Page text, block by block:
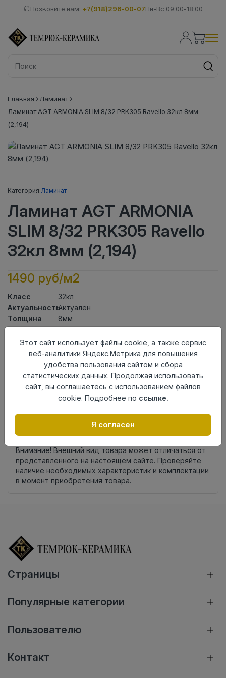
Позвоните нам: +7(918)296-00-07Пн-Вс 09:00-18:00
Главная
Ламинат
Ламинат AGT ARMONIA SLIM 8/32 PRK305 Ravello 32кл 8мм
(2,194)
Категория:Ламинат
Ламинат AGT ARMONIA
SLIM 8/32 PRK305 Ravello
32кл 8мм (2,194)
1490 руб/м2
Класс
32кл
АктуальностьАктуален
Толщина
8мм
Размер
доски
Теплый пол
до +27 градусов
4V
Замок
L2C/ Click to Fit
Страна
происхождения
Турция
Осталось3 упак
Добавить в корзину
Внимание! Внешний вид товара может отличаться от
представленного на настоящем сайте. Проверяйте
наличие необходимых характеристик и комплектации
в момент приобретения товара.
Страницы
Популярные категории
Пользователю
Контакт
Этот сайт использует файлы cookie, а также сервис
веб-аналитики Яндекс.Метрика для повышения
удобства пользования сайтом и сбора
статистических данных. Продолжая использовать
сайт, вы соглашаетесь с использованием файлов
cookie. Подробнее по ссылке.
Я согласен